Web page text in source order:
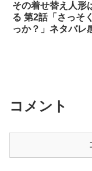
その着せ替え人形
る 第2話「さっそ
っか？」ネタバレ
コメント